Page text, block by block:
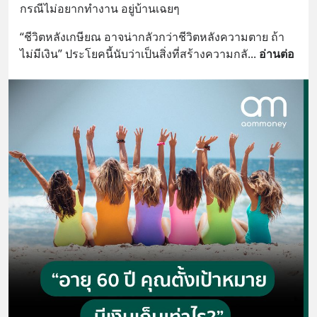
กรณีไม่อยากทำงาน อยู่บ้านเฉยๆ
“ชีวิตหลังเกษียณ อาจน่ากลัวกว่าชีวิตหลังความตาย ถ้า
ไม่มีเงิน” ประโยคนี้นับว่าเป็นสิ่งที่สร้างความกลั... อ่านต่อ